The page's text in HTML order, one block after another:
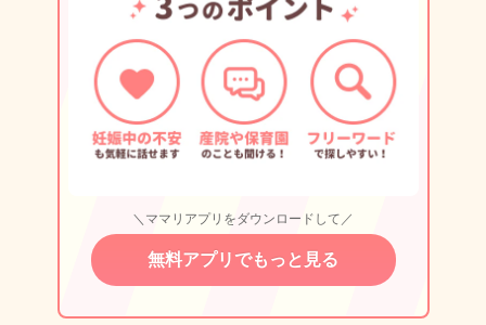
＼ママリアプリをダウンロードして／
無料アプリでもっと見る